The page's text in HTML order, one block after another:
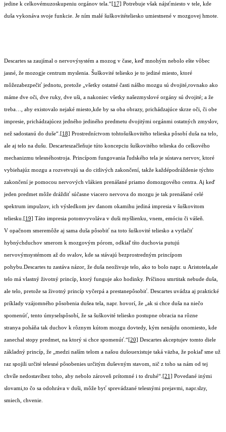
jedine k celkovémuzoskupeniu orgánov tela.“[17] Potrebuje však nájsťmiesto v tele, kde
duša vykonáva svoje funkcie. Je ním malé šuškovitételiesko umiestnené v mozgovej hmote.
Descartes sa zaujímal o nervovýsystém a mozog v čase, keď mnohým nebolo ešte vôbec
jasné, že mozogje centrum myslenia. Šuškovité teliesko je to jediné miesto, ktoré
môžezabezpečiť jednotu, pretože „všetky ostatné časti nášho mozgu sú dvojité,rovnako ako
máme dve oči, dve ruky, dve uši, a nakoniec všetky našezmyslové orgány sú dvojité; a že
treba…, aby existovalo nejaké miesto,kde by sa oba obrazy, prichádzajúce skrze oči, či obe
impresie, prichádzajúcez jedného jediného predmetu dvojitými orgánmi ostatných zmyslov,
než sadostanú do duše“.[18] Prostredníctvom tohtošuškovitého telieska pôsobí duša na telo,
ale aj telo na dušu. Descarteszačleňuje túto koncepciu šuškovitého telieska do celkového
mechanizmu telesnéhostroja. Princípom fungovania ľudského tela je sústava nervov, ktoré
vybiehajúz mozgu a rozvetvujú sa do citlivých zakončení, takže každépodráždenie týchto
zakončení je pomocou nervových vlákien prenášané priamo domozgového centra. Aj keď
jeden predmet môže dráždiť súčasne viacero nervova do mozgu je tak prenášané celé
spektrum impulzov, ich výsledkom jev danom okamihu jediná impresia v šuškovitom
teliesku.[19] Táto impresia potomvyvoláva v duši myšlienku, vnem, emóciu či vášeň.
V opačnom smeremôže aj sama duša pôsobiť na toto šuškovité teliesko a vytlačiť
hybnýchduchov smerom k mozgovým pórom, odkiaľ títo duchovia putujú
nervovýmsystémom až do svalov, kde sa stávajú bezprostredným princípom
pohybu.Descartes tu zastáva názor, že duša neoživuje telo, ako to bolo napr. u Aristotela,ale
telo má vlastný životný princíp, ktorý funguje ako hodinky. Príčinou smrtitak nebude duša,
ale telo, pretože sa životný princíp vyčerpá a prestanepôsobiť. Descartes uvádza aj praktické
príklady vzájomného pôsobenia dušea tela, napr. hovorí, že „ak si chce duša na niečo
spomenúť, tento úmyselspôsobí, že sa šuškovité teliesko postupne obracia na rôzne
stranya poháňa tak duchov k rôznym kútom mozgu dovtedy, kým nenájdu onomiesto, kde
zanechal stopy predmet, na ktorý si chce spomenúť.“[20] Descartes akceptujev tomto diele
základný princíp, že „medzi naším telom a našou dušouexistuje taká väzba, že pokiaľ sme už
raz spojili určité telesné pôsobenies určitým duševným stavom, nič z toho sa nám od tej
chvíle nedostavíbez toho, aby nebolo zároveň prítomné i to druhé“.[21] Povedané inými
slovami,to čo sa odohráva v duši, môže byť sprevádzané telesnými prejavmi, napr.slzy,
smiech, chvenie.